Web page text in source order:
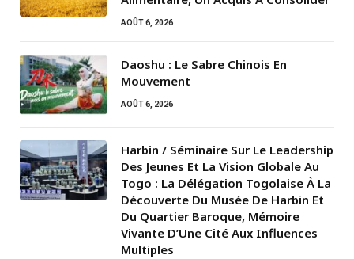
AOÛT 6, 2026
Daoshu : Le Sabre Chinois En
Mouvement
AOÛT 6, 2026
Harbin / Séminaire Sur Le Leadership
Des Jeunes Et La Vision Globale Au
Togo : La Délégation Togolaise À La
Découverte Du Musée De Harbin Et
Du Quartier Baroque, Mémoire
Vivante D’Une Cité Aux Influences
Multiples